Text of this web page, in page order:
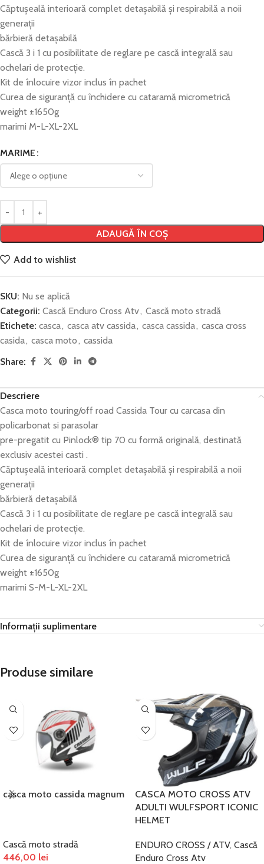
Căptușeală interioară complet detașabilă și respirabilă a noii
generații
bărbieră detașabilă
Cască 3 i 1 cu posibilitate de reglare pe cască integrală sau
ochelari de protecție.
Kit de înlocuire vizor inclus în pachet
Curea de siguranță cu închidere cu cataramă micrometrică
weight ±1650g
marimi M-L-XL-2XL
MARIME
ADAUGĂ ÎN COȘ
Add to wishlist
SKU: Nu se aplică
Categorii: Cască Enduro Cross Atv, Cască moto stradă
Etichete: casca, casca atv cassida, casca cassida, casca cross
casida, casca moto, cassida
Share:
Descriere
Casca moto touring/off road Cassida Tour cu carcasa din
policarbonat si parasolar
pre-pregatit cu Pinlock® tip 70 cu formă originală, destinată
exclusiv acestei casti .
Căptușeală interioară complet detașabilă și respirabilă a noii
generații
bărbieră detașabilă
Cască 3 i 1 cu posibilitate de reglare pe cască integrală sau
ochelari de protecție.
Kit de înlocuire vizor inclus în pachet
Curea de siguranță cu închidere cu cataramă micrometrică
weight ±1650g
marimi S-M-L-XL-2XL
Informații suplimentare
Produse similare
casca moto cassida magnum
Cască moto stradă
446,00 lei
CASCA MOTO CROSS ATV
ADULTI WULFSPORT ICONIC
HELMET
ENDURO CROSS / ATV, Cască
Enduro Cross Atv